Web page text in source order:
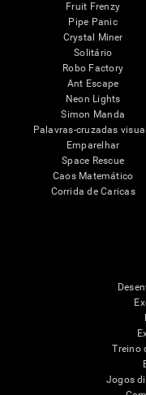
Fruit Frenzy
Pipe Panic
Crystal Miner
Solitário
Robo Factory
Ant Escape
Neon Lights
Simon Manda
Palavras-cruzadas
Emparelhar
Space Rescue
Caos Matemático
Corrida de Caricas
Treino
Jogos